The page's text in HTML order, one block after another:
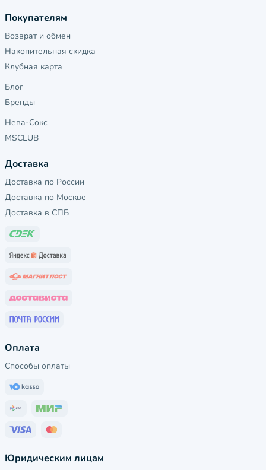
Покупателям
Возврат и обмен
Накопительная скидка
Клубная карта
Блог
Бренды
Нева-Сокс
MSCLUB
Доставка
Доставка по России
Доставка по Москве
Доставка в СПБ
Оплата
Способы оплаты
Юридическим лицам